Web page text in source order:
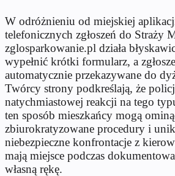
W odróżnieniu od miejskiej
telefonicznych zgłoszeń do Straży
zglosparkowanie.pl działa
wypełnić krótki formularz, a
automatycznie przekazywane do
Twórcy strony podkreślają, że
natychmiastowej reakcji na tego
ten sposób mieszkańcy mogą
zbiurokratyzowane procedury i
niebezpieczne konfrontacje z
mają miejsce podczas
własną rękę.